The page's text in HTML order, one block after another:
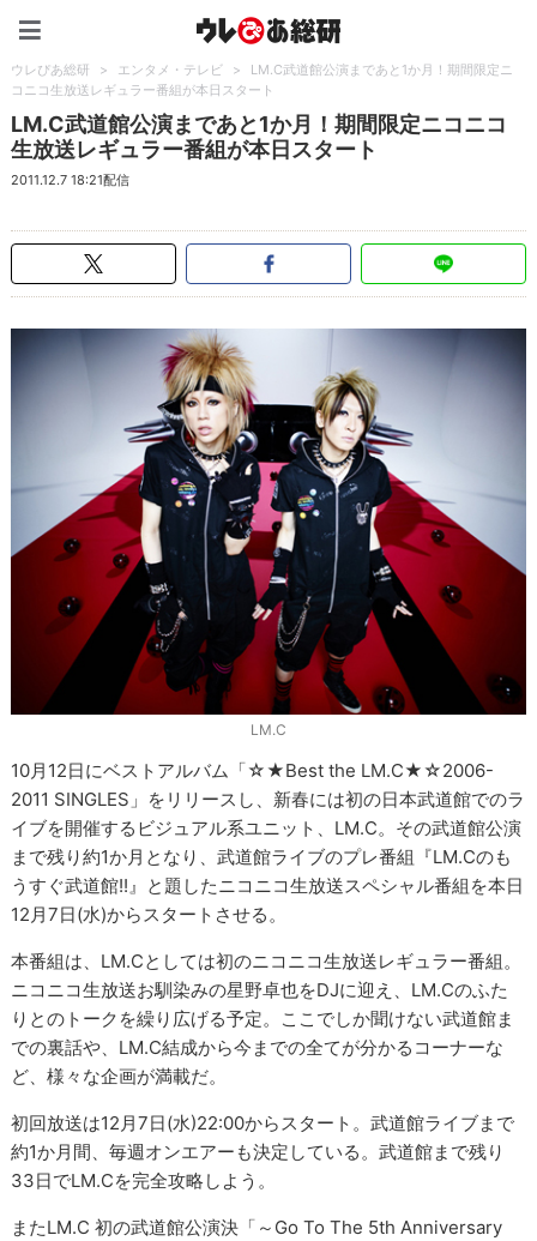
ウレぴあ総研 > エンタメ・テレビ >
LM.C武道館公演まであと1か月！期間限定ニ
コニコ生放送レギュラー番組が本日スタート
LM.C武道館公演まであと1か月！期間限定ニコニコ
生放送レギュラー番組が本日スタート
2011.12.7 18:21配信
LM.C
10月12日にベストアルバム「☆★Best the LM.C★☆2006-
2011 SINGLES」をリリースし、新春には初の日本武道館でのラ
イブを開催するビジュアル系ユニット、LM.C。その武道館公演
まで残り約1か月となり、武道館ライブのプレ番組『LM.Cのも
うすぐ武道館!!』と題したニコニコ生放送スペシャル番組を本日
12月7日(水)からスタートさせる。
本番組は、LM.Cとしては初のニコニコ生放送レギュラー番組。
ニコニコ生放送お馴染みの星野卓也をDJに迎え、LM.Cのふた
りとのトークを繰り広げる予定。ここでしか聞けない武道館ま
での裏話や、LM.C結成から今までの全てが分かるコーナーな
ど、様々な企画が満載だ。
初回放送は12月7日(水)22:00からスタート。武道館ライブまで
約1か月間、毎週オンエアーも決定している。武道館まで残り
33日でLM.Cを完全攻略しよう。
またLM.C 初の武道館公演決「～Go To The 5th Anniversary